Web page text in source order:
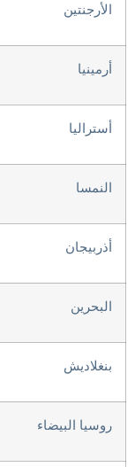
الأرجنتين
أرمينيا
أستراليا
النمسا
أذربيجان
البحرين
بنغلاديش
روسيا البيضاء